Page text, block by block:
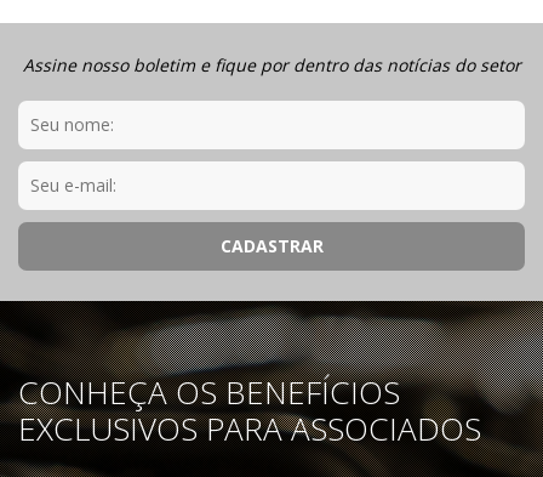
Assine nosso boletim e fique por dentro das notícias do setor
CONHEÇA OS BENEFÍCIOS
EXCLUSIVOS PARA ASSOCIADOS